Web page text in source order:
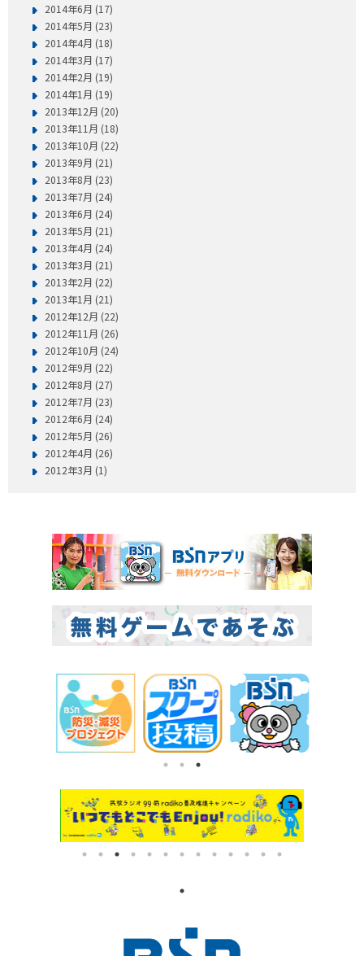
2014年6月 (17)
2014年5月 (23)
2014年4月 (18)
2014年3月 (17)
2014年2月 (19)
2014年1月 (19)
2013年12月 (20)
2013年11月 (18)
2013年10月 (22)
2013年9月 (21)
2013年8月 (23)
2013年7月 (24)
2013年6月 (24)
2013年5月 (21)
2013年4月 (24)
2013年3月 (21)
2013年2月 (22)
2013年1月 (21)
2012年12月 (22)
2012年11月 (26)
2012年10月 (24)
2012年9月 (22)
2012年8月 (27)
2012年7月 (23)
2012年6月 (24)
2012年5月 (26)
2012年4月 (26)
2012年3月 (1)